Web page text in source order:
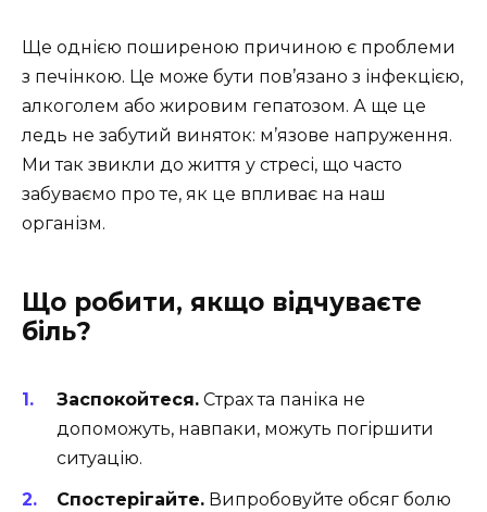
Ще однією поширеною причиною є проблеми
з печінкою. Це може бути пов’язано з інфекцією,
алкоголем або жировим гепатозом. А ще це
ледь не забутий виняток: м’язове напруження.
Ми так звикли до життя у стресі, що часто
забуваємо про те, як це впливає на наш
організм.
Що робити, якщо відчуваєте
біль?
Заспокойтеся. Страх та паніка не
допоможуть, навпаки, можуть погіршити
ситуацію.
Спостерігайте. Випробовуйте обсяг болю